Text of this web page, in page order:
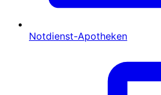
Notdienst-Apotheken